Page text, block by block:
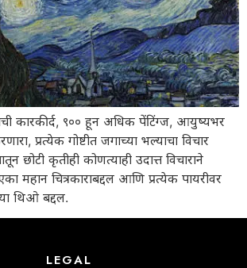
कारकीर्द, ९०० हून अधिक पेंटिंग्ज, आयुष्यभर
प्रत्येक गोष्टीत जगाच्या भल्याचा विचार
छोटी कृतीही कोणत्याही उदात्त विचाराने
महान चित्रकाराबद्दल आणि प्रत्येक पायरीवर
थिओ बद्दल.
LEGAL